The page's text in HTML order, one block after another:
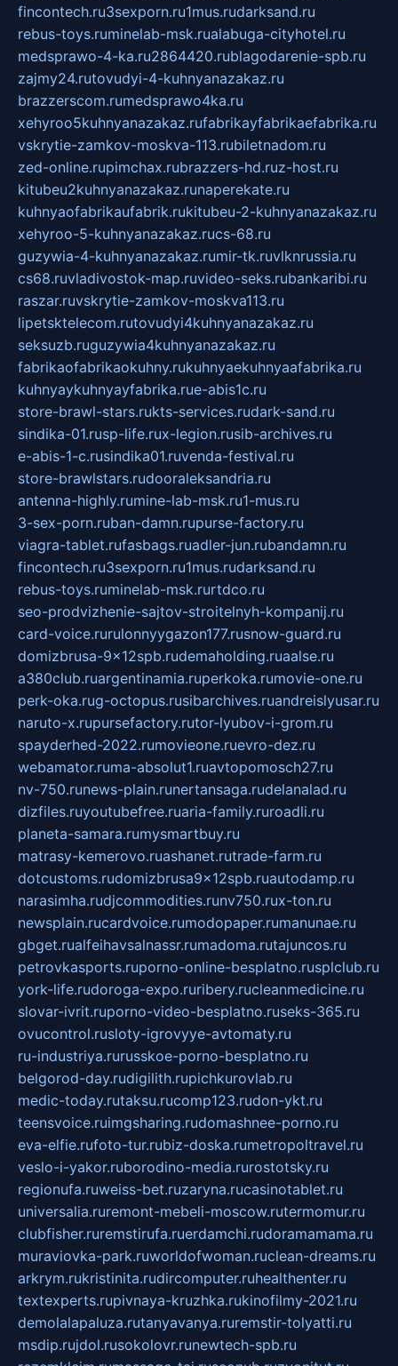
fincontech.ru3sexporn.ru1mus.rudarksand.ru
rebus-toys.ruminelab-msk.rualabuga-cityhotel.ru
medsprawo-4-ka.ru2864420.rublagodarenie-spb.ru
zajmy24.rutovudyi-4-kuhnyanazakaz.ru
brazzerscom.rumedsprawo4ka.ru
xehyroo5kuhnyanazakaz.rufabrikayfabrikaefabrika.ru
vskrytie-zamkov-moskva-113.rubiletnadom.ru
zed-online.rupimchax.rubrazzers-hd.ruz-host.ru
kitubeu2kuhnyanazakaz.runaperekate.ru
kuhnyaofabrikaufabrik.rukitubeu-2-kuhnyanazakaz.ru
xehyroo-5-kuhnyanazakaz.rucs-68.ru
guzywia-4-kuhnyanazakaz.rumir-tk.ruvlknrussia.ru
cs68.ruvladivostok-map.ruvideo-seks.rubankaribi.ru
raszar.ruvskrytie-zamkov-moskva113.ru
lipetsktelecom.rutovudyi4kuhnyanazakaz.ru
seksuzb.ruguzywia4kuhnyanazakaz.ru
fabrikaofabrikaokuhny.rukuhnyaekuhnyaafabrika.ru
kuhnyaykuhnyayfabrika.rue-abis1c.ru
store-brawl-stars.rukts-services.rudark-sand.ru
sindika-01.rusp-life.rux-legion.rusib-archives.ru
e-abis-1-c.rusindika01.ruvenda-festival.ru
store-brawlstars.rudooraleksandria.ru
antenna-highly.rumine-lab-msk.ru1-mus.ru
3-sex-porn.ruban-damn.rupurse-factory.ru
viagra-tablet.rufasbags.ruadler-jun.rubandamn.ru
fincontech.ru3sexporn.ru1mus.rudarksand.ru
rebus-toys.ruminelab-msk.rurtdco.ru
seo-prodvizhenie-sajtov-stroitelnyh-kompanij.ru
card-voice.rurulonnyygazon177.rusnow-guard.ru
domizbrusa-9x12spb.rudemaholding.ruaalse.ru
a380club.ruargentinamia.ruperkoka.rumovie-one.ru
perk-oka.rug-octopus.rusibarchives.ruandreislyusar.ru
naruto-x.rupursefactory.rutor-lyubov-i-grom.ru
spayderhed-2022.rumovieone.ruevro-dez.ru
webamator.ruma-absolut1.ruavtopomosch27.ru
nv-750.runews-plain.runertansaga.rudelanalad.ru
dizfiles.ruyoutubefree.ruaria-family.ruroadli.ru
planeta-samara.rumysmartbuy.ru
matrasy-kemerovo.ruashanet.rutrade-farm.ru
dotcustoms.rudomizbrusa9x12spb.ruautodamp.ru
narasimha.rudjcommodities.runv750.rux-ton.ru
newsplain.rucardvoice.rumodopaper.rumanunae.ru
gbget.rualfeihavsalnassr.rumadoma.rutajuncos.ru
petrovkasports.ruporno-online-besplatno.rusplclub.ru
york-life.rudoroga-expo.ruribery.rucleanmedicine.ru
slovar-ivrit.ruporno-video-besplatno.ruseks-365.ru
ovucontrol.rusloty-igrovyye-avtomaty.ru
ru-industriya.rurusskoe-porno-besplatno.ru
belgorod-day.rudigilith.rupichkurovlab.ru
medic-today.rutaksu.rucomp123.rudon-ykt.ru
teensvoice.ruimgsharing.rudomashnee-porno.ru
eva-elfie.rufoto-tur.rubiz-doska.rumetropoltravel.ru
veslo-i-yakor.ruborodino-media.rurostotsky.ru
regionufa.ruweiss-bet.ruzaryna.rucasinotablet.ru
universalia.ruremont-mebeli-moscow.rutermomur.ru
clubfisher.ruremstirufa.ruerdamchi.rudoramamama.ru
muraviovka-park.ruworldofwoman.ruclean-dreams.ru
arkrym.rukristinita.rudircomputer.ruhealthenter.ru
textexperts.rupivnaya-kruzhka.rukinofilmy-2021.ru
demolalapaluza.rutanyavanya.ruremstir-tolyatti.ru
msdip.rujdol.rusokolovr.runewtech-spb.ru